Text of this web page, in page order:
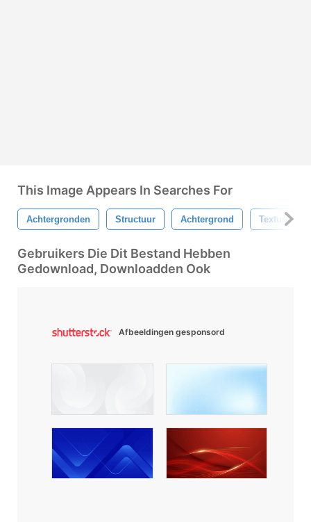
This Image Appears In Searches For
Achtergronden Structuur Achtergrond Texturen
Gebruikers Die Dit Bestand Hebben
Gedownload, Downloadden Ook
Afbeeldingen gesponsord